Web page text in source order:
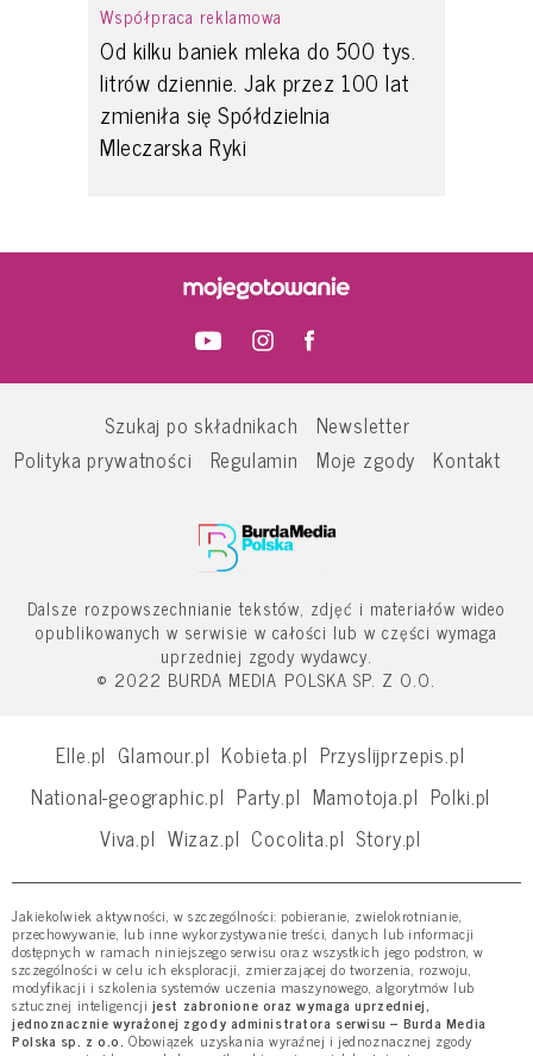
Współpraca reklamowa
Od kilku baniek mleka do 500 tys.
litrów dziennie. Jak przez 100 lat
zmieniła się Spółdzielnia
Mleczarska Ryki
Szukaj po składnikach
Newsletter
Polityka prywatności
Regulamin Moje zgody Kontakt
Dalsze rozpowszechnianie tekstów, zdjęć i materiałów wideo
opublikowanych w serwisie w całości lub w części wymaga
uprzedniej zgody wydawcy.
© 2022 BURDA MEDIA POLSKA SP. Z O.O.
Elle.pl Glamour.pl Kobieta.pl Przyslijprzepis.pl
National-geographic.pl Party.pl Mamotoja.pl Polki.pl
Viva.pl Wizaz.pl Cocolita.pl Story.pl
Jakiekolwiek aktywności, w szczególności: pobieranie, zwielokrotnianie,
przechowywanie, lub inne wykorzystywanie treści, danych lub informacji
dostępnych w ramach niniejszego serwisu oraz wszystkich jego podstron, w
szczególności w celu ich eksploracji, zmierzającej do tworzenia, rozwoju,
modyfikacji i szkolenia systemów uczenia maszynowego, algorytmów lub
sztucznej inteligencji jest zabronione oraz wymaga uprzedniej,
jednoznacznie wyrażonej zgody administratora serwisu – Burda Media
Polska sp. z o.o. Obowiązek uzyskania wyraźnej i jednoznacznej zgody